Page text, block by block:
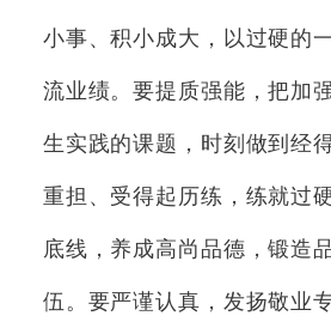
小事、积小成大，以过硬的
流业绩。要提质强能，把加
生实践的课题，时刻做到经
重担、受得起历练，练就过
底线，养成高尚品德，锻造
伍。要严谨认真，发扬敬业